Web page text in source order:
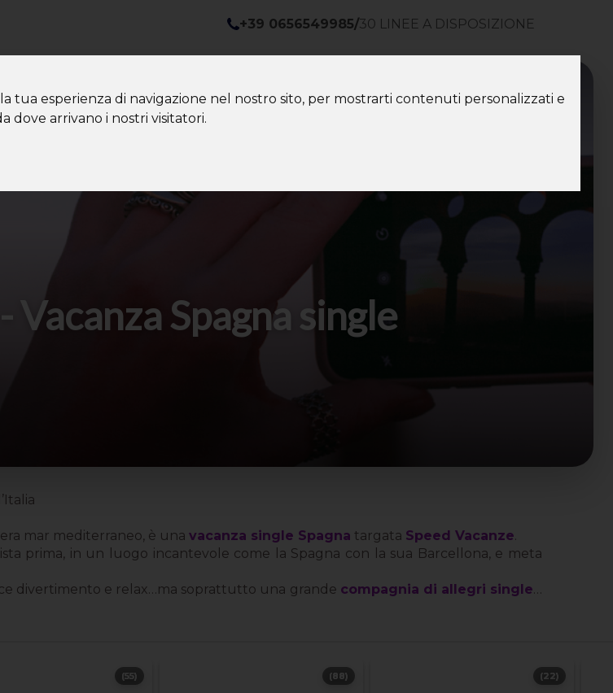
tua esperienza di navigazione nel nostro sito, per mostrarti contenuti personalizzati e
dove arrivano i nostri visitatori.
+39 0656549985/30 LINEE A DISPOSIZIONE
Vacanza Spagna single
mar mediterraneo, è una vacanza single Spagna targata Speed Vacanze
prima, in un luogo incantevole come la Spagna con la sua Barcellona, e meta
divertimento e relax…ma soprattutto una grande compagnia di allegri single
(55) (88) (22)